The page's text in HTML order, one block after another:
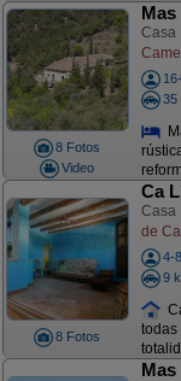
8 Fotos
Video
Mas
Casa
35
8 Fotos
Ca
Casa
de
4-
9
Mas